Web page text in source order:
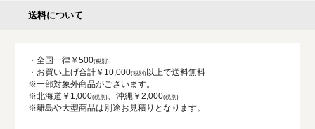
送料について
・全国一律￥500
・お買い上げ合計￥10,000
以上で送料無料
※一部対象外商品がございます。
※北海道￥1,000
、沖縄￥2,000
※離島や大型商品は別途お見積りとなります。